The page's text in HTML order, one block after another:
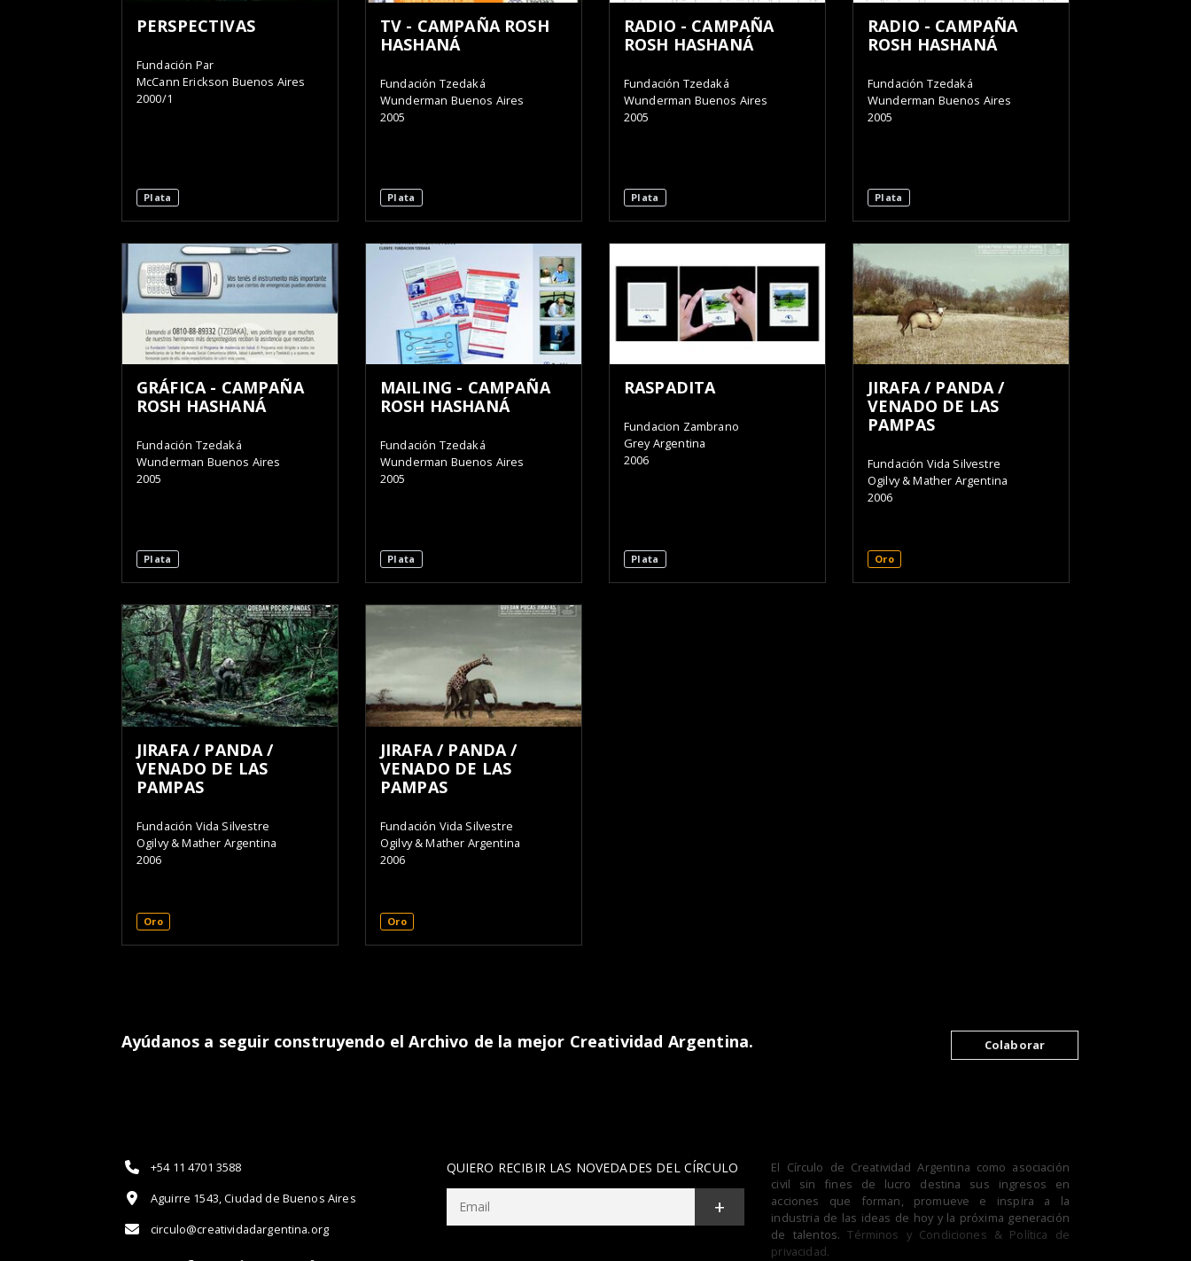
PERSPECTIVAS
Fundación Par
McCann Erickson Buenos Aires
2000/1
Plata
TV - CAMPAÑA ROSH
HASHANÁ
Fundación Tzedaká
Wunderman Buenos Aires
2005
Plata
RADIO - CAMPAÑA
ROSH HASHANÁ
Fundación Tzedaká
Wunderman Buenos Aires
2005
Plata
RADIO - CAMPAÑA
ROSH HASHANÁ
Fundación Tzedaká
Wunderman Buenos Aires
2005
Plata
GRÁFICA - CAMPAÑA
ROSH HASHANÁ
Fundación Tzedaká
Wunderman Buenos Aires
2005
Plata
MAILING - CAMPAÑA
ROSH HASHANÁ
Fundación Tzedaká
Wunderman Buenos Aires
2005
Plata
RASPADITA
Fundacion Zambrano
Grey Argentina
2006
Plata
JIRAFA / PANDA /
VENADO DE LAS
PAMPAS
Fundación Vida Silvestre
Ogilvy & Mather Argentina
2006
Oro
JIRAFA / PANDA /
VENADO DE LAS
PAMPAS
Fundación Vida Silvestre
Ogilvy & Mather Argentina
2006
Oro
JIRAFA / PANDA /
VENADO DE LAS
PAMPAS
Fundación Vida Silvestre
Ogilvy & Mather Argentina
2006
Oro
Ayúdanos a seguir construyendo el Archivo de la mejor Creatividad Argentina. Colaborar
+54 11 4701 3588
Aguirre 1543, Ciudad de Buenos Aires
circulo@creatividadargentina.org
QUIERO RECIBIR LAS NOVEDADES DEL CÍRCULO
+
El Círculo de Creatividad Argentina como asociación
civil sin fines de lucro destina sus ingresos en
acciones que forman, promueve e inspira a la
industria de las ideas de hoy y la próxima generación
de talentos.Términos y Condiciones & Política de
privacidad.